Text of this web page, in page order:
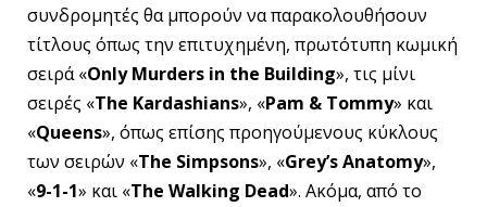
συνδρομητές θα μπορούν να παρακολουθήσουν
τίτλους όπως την επιτυχημένη, πρωτότυπη κωμική
σειρά «Only Murders in the Building», τις μίνι
σειρές «The Kardashians», «Pam & Tommy» και
«Queens», όπως επίσης προηγούμενους κύκλους
των σειρών «The Simpsons», «Grey’s Anatomy»,
«9-1-1» και «The Walking Dead». Ακόμα, από το